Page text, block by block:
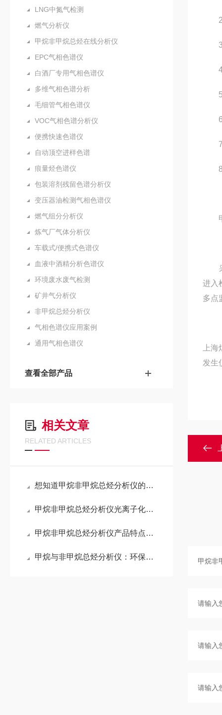
LNG中氮气检测
燃气分析仪
甲烷非甲烷总烃在线分析仪
EPC气相色谱仪
白酒厂专用气相色谱仪
多维气相色谱分析
毛细管气相色谱仪
VOC气相色谱分析仪
便携快速色谱仪
自动顶空进样色谱
痕量烃色谱仪
包装溶剂残留色谱分析仪
变压器油检测气相色谱仪
燃气组分分析仪
炼气厂气体分析仪
车载式/便携式色谱仪
血液中酒精分析色谱仪
环境废水废气检测
矿井气分析仪
非甲烷总烃分析仪
气相色谱仪应用案例
通用气相色谱仪
查看全部产品
相关文章
RELATED ARTICLES
想知道甲烷非甲烷总烃分析仪的工作流程，看这篇文章足以
甲烷非甲烷总烃分析仪光离子化检测器原理
甲烷非甲烷总烃分析仪产品特点还是有很多的
甲烷与非甲烷总烃分析仪：环保监测的尖兵
2、
3、
4、
5
6、
7、
8、
甲
采
进入
多点
上
发生